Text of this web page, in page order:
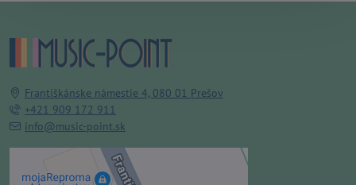
Františkánske námestie 4, 080 01 Prešov
+421 909 172 911
info@music-point.sk